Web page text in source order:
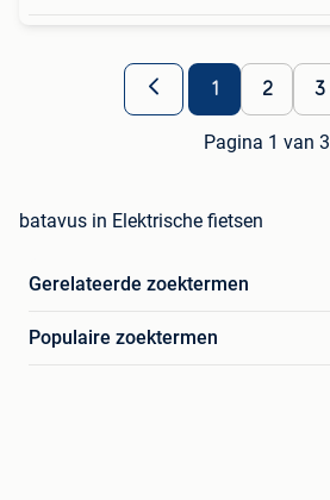
1 2 3
Pagina 1 van 3
batavus in Elektrische fietsen
Gerelateerde zoektermen
Populaire zoektermen